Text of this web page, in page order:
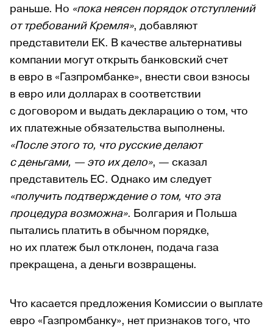
раньше. Но «пока неясен порядок отступлений
от требований Кремля», добавляют
представители ЕК. В качестве альтернативы
компании могут открыть банковский счет
в евро в «Газпромбанке», внести свои взносы
в евро или долларах в соответствии
с договором и выдать декларацию о том, что
их платежные обязательства выполнены.
«После этого то, что русские делают
с деньгами, — это их дело», — сказал
представитель ЕС. Однако им следует
«получить подтверждение о том, что эта
процедура возможна». Болгария и Польша
пытались платить в обычном порядке,
но их платеж был отклонен, подача газа
прекращена, а деньги возвращены.
Что касается предложения Комиссии о выплате
евро «Газпромбанку», нет признаков того, что